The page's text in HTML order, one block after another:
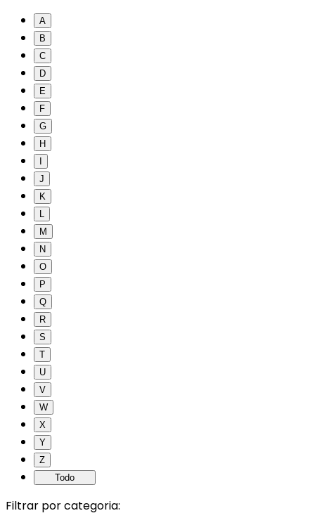
A
B
C
D
E
F
G
H
I
J
K
L
M
N
O
P
Q
R
S
T
U
V
W
X
Y
Z
Todo
Filtrar por categoria: